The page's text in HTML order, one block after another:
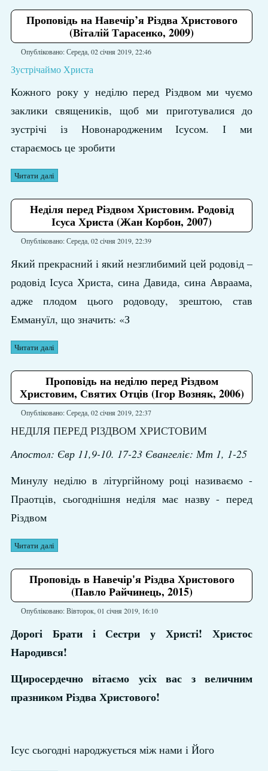
Проповідь на Навечір’я Різдва Христового
(Віталій Тарасенко, 2009)
Опубліковано: Середа, 02 січня 2019, 22:46
Зустрічаймо Христа
Кожного року у неділю перед Різдвом ми чуємо
заклики священиків, щоб ми приготувалися до
зустрічі із Новонародженим Ісусом. І ми
стараємось це зробити
Читати далі
Неділя перед Різдвом Христовим. Родовід
Ісуса Христа (Жан Корбон, 2007)
Опубліковано: Середа, 02 січня 2019, 22:39
Який прекрасний і який незглибимий цей родовід –
родовід Ісуса Христа, сина Давида, сина Авраама,
адже плодом цього родоводу, зрештою, став
Еммануїл, що значить: «З
Читати далі
Проповідь на неділю перед Різдвом
Христовим, Святих Отців (Ігор Возняк, 2006)
Опубліковано: Середа, 02 січня 2019, 22:37
НЕДІЛЯ ПЕРЕД РІЗДВОМ ХРИСТОВИМ
Апостол: Євр 11,9-10. 17-23 Євангеліє: Мт 1, 1-25
Минулу неділю в літургійному році називаємо -
Праотців, сьогоднішня неділя має назву - перед
Різдвом
Читати далі
Проповідь в Навечір'я Різдва Христового
(Павло Райчинець, 2015)
Опубліковано: Вівторок, 01 січня 2019, 16:10
Дорогі Брати і Сестри у Христі! Христос
Народився!
Щиросердечно вітаємо усіх вас з величним
празником Різдва Христового!
Ісус сьогодні народжується між нами і Його